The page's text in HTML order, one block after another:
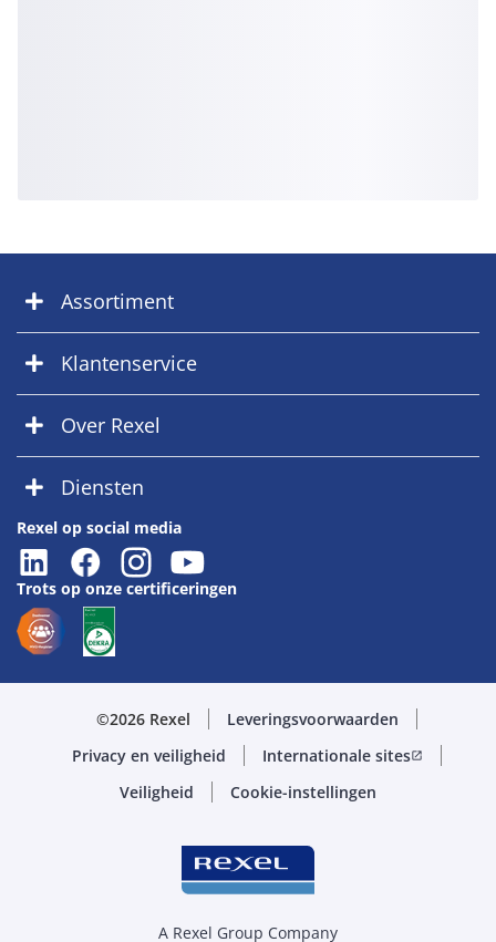
Assortiment
Klantenservice
Over Rexel
Diensten
Rexel op social media
Trots op onze certificeringen
©2026 Rexel
Leveringsvoorwaarden
Privacy en veiligheid
Internationale sitesopen_in_new
Veiligheid Cookie-instellingen
A Rexel Group Company